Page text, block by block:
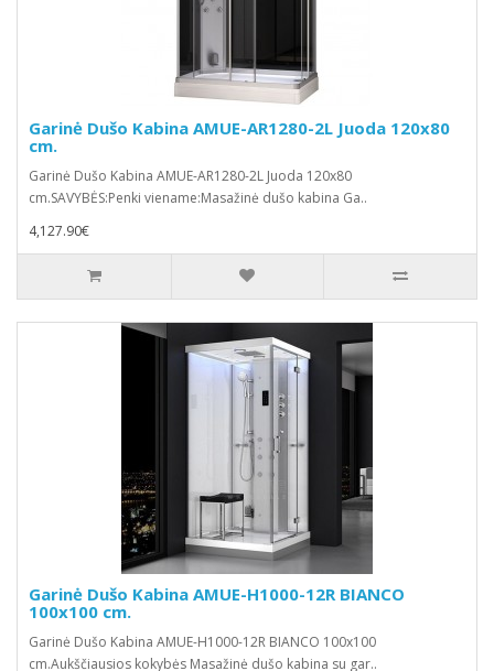
Garinė Dušo Kabina AMUE-AR1280-2L Juoda 120x80
cm.
Garinė Dušo Kabina AMUE-AR1280-2L Juoda 120x80
cm.SAVYBĖS:Penki viename:Masažinė dušo kabina Ga..
4,127.90€
Garinė Dušo Kabina AMUE-H1000-12R BIANCO
100x100 cm.
Garinė Dušo Kabina AMUE-H1000-12R BIANCO 100x100
cm.Aukščiausios kokybės Masažinė dušo kabina su gar..